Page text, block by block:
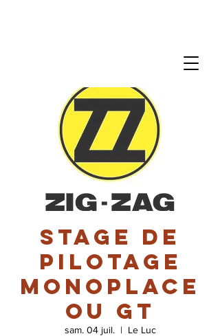
Stage de
pilotage
monoplace
ou GT
sam. 04 juil.
  |
Le Luc